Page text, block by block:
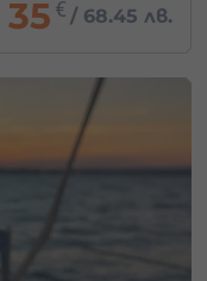
35 € /68.45 лв.